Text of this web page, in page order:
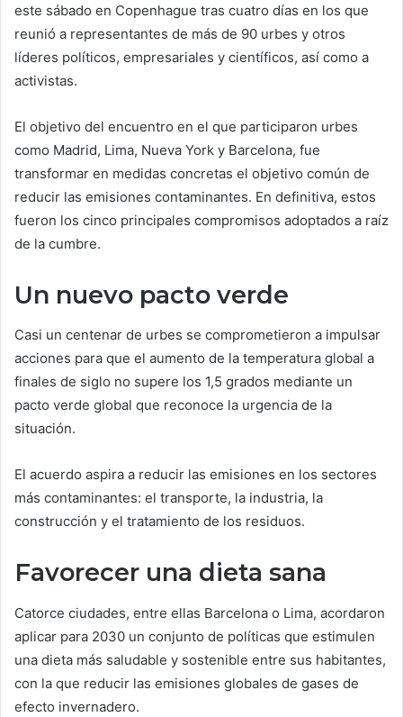
este sábado en Copenhague tras cuatro días en los que
reunió a representantes de más de 90 urbes y otros
líderes políticos, empresariales y científicos, así como a
activistas.
El objetivo del encuentro en el que participaron urbes
como Madrid, Lima, Nueva York y Barcelona, fue
transformar en medidas concretas el objetivo común de
reducir las emisiones contaminantes. En definitiva, estos
fueron los cinco principales compromisos adoptados a raíz
de la cumbre.
Un nuevo pacto verde
Casi un centenar de urbes se comprometieron a impulsar
acciones para que el aumento de la temperatura global a
finales de siglo no supere los 1,5 grados mediante un
pacto verde global que reconoce la urgencia de la
situación.
El acuerdo aspira a reducir las emisiones en los sectores
más contaminantes: el transporte, la industria, la
construcción y el tratamiento de los residuos.
Favorecer una dieta sana
Catorce ciudades, entre ellas Barcelona o Lima, acordaron
aplicar para 2030 un conjunto de políticas que estimulen
una dieta más saludable y sostenible entre sus habitantes,
con la que reducir las emisiones globales de gases de
efecto invernadero.